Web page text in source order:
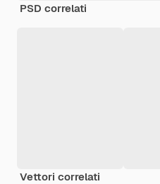
PSD correlati
Vettori correlati